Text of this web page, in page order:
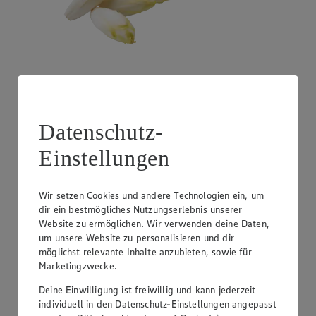
1.29
Festpreis von 1.29€
Datenschutz-
Einstellungen
Wir setzen Cookies und andere Technologien ein, um
dir ein bestmögliches Nutzungserlebnis unserer
Website zu ermöglichen. Wir verwenden deine Daten,
um unsere Website zu personalisieren und dir
möglichst relevante Inhalte anzubieten, sowie für
Marketingzwecke.
Deine Einwilligung ist freiwillig und kann jederzeit
individuell in den Datenschutz-Einstellungen angepasst